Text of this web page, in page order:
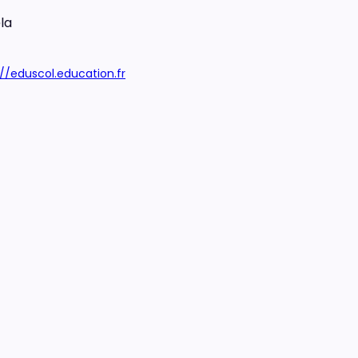
eduscol.education.fr